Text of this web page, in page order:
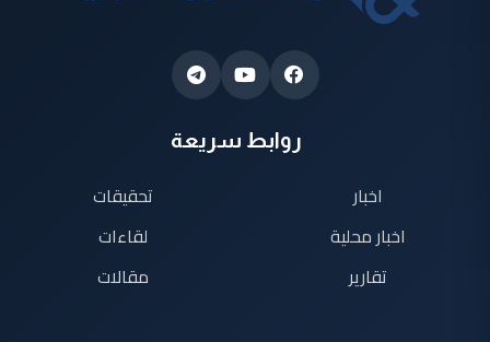
روابط سريعة
اخبار
اخبار محلية
تقارير
تحقيقات
لقاءات
مقالات